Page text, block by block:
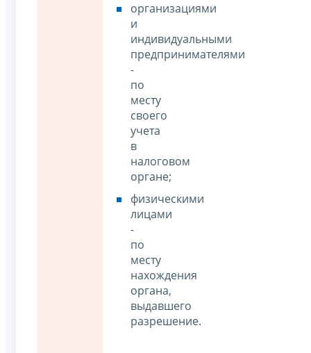
организациями
и
индивидуальными
предпринимателями
-
по
месту
своего
учета
в
налоговом
органе;
физическими
лицами
-
по
месту
нахождения
органа,
выдавшего
разрешение.